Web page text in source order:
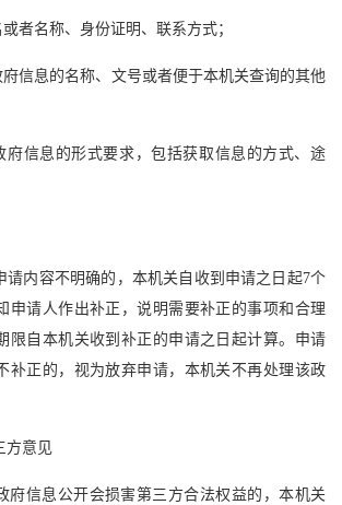
者名称、身份证明、联系方式；
信息的名称、文号或者便于本机关查询的其他
府信息的形式要求，包括获取信息的方式、途
请内容不明确的，本机关自收到申请之日起7个
申请人作出补正，说明需要补正的事项和合理
限自本机关收到补正的申请之日起计算。申请
补正的，视为放弃申请，本机关不再处理该政
方意见
府信息公开会损害第三方合法权益的，本机关